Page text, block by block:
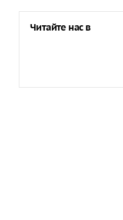
Читайте нас в